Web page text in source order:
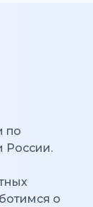
по
России.
о